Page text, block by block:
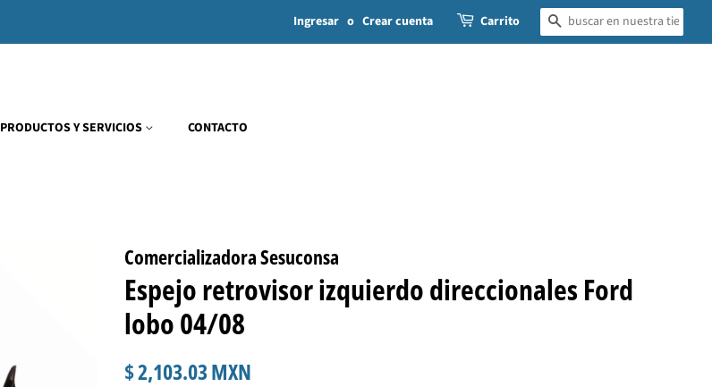
Ingresar o Crear cuenta Carrito BUSCAR
PRODUCTOS Y SERVICIOS CONTACTO
Comercializadora Sesuconsa
Espejo retrovisor izquierdo direccionales Ford
lobo 04/08
Precio
$ 2,103.03 MXN